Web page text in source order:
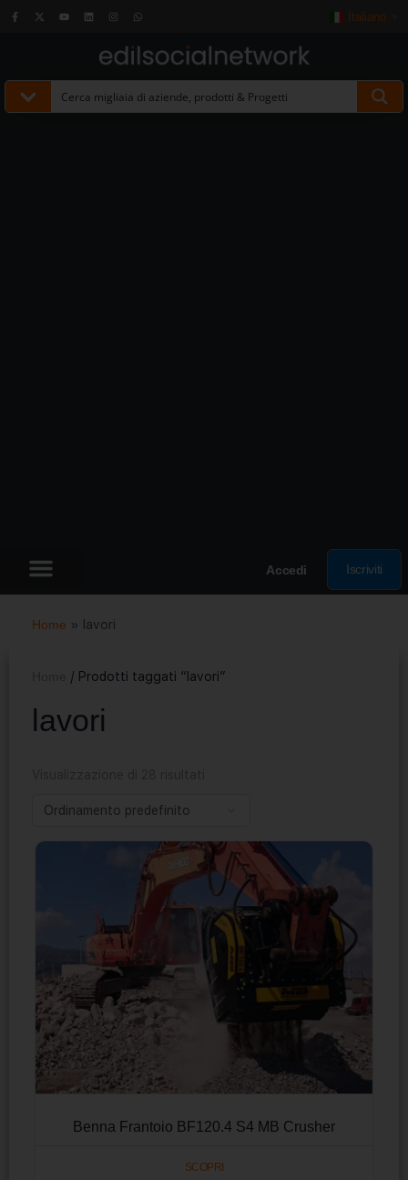
Italiano
Accedi Iscriviti
Home » lavori
/ Prodotti taggati “lavori”
lavori
Benna Frantoio BF120.4 S4 MB Crusher
SCOPRI